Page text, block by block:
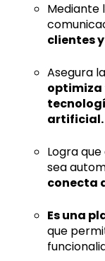
Mediante
clientes
Asegura
optimiza
artificial.
Logra
sea
conecta
Es una
que